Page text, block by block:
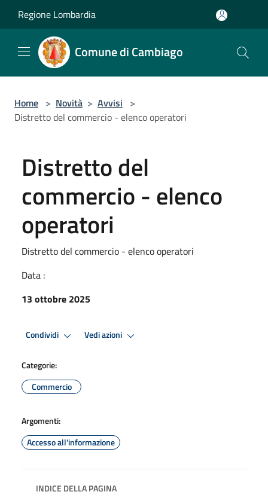
Regione Lombardia
Comune di Cambiago
Home > Novità > Avvisi >
Distretto del commercio - elenco operatori
Distretto del
commercio - elenco
operatori
Distretto del commercio - elenco operatori
Data :
13 ottobre 2025
Condividi Vedi azioni
Categorie:
Commercio
Argomenti:
Accesso all'informazione
INDICE DELLA PAGINA